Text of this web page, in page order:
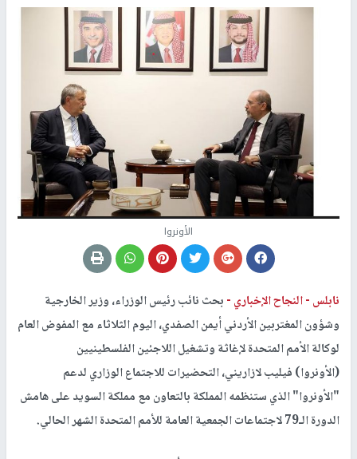
الأونروا
نابلس -النجاح الإخباري -بحث نائب رئيس الوزراء، وزير الخارجية
وشؤون المغتربين الأردني أيمن الصفدي، اليوم الثلاثاء مع المفوض العام
لوكالة الأمم المتحدة لإغاثة وتشغيل اللاجئين الفلسطينيين
(الأونروا) فيليب لازاريني، التحضيرات للاجتماع الوزاري لدعم
"الأونروا" الذي ستنظمه المملكة بالتعاون مع مملكة السويد على هامش
الدورة الـ79 لاجتماعات الجمعية العامة للأمم المتحدة الشهر الحالي.